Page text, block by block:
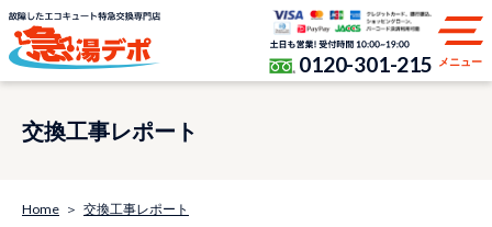
0120-301-215 メニュー
交換工事レポート
Home 交換工事レポート